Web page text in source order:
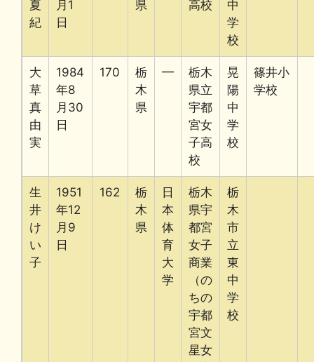
夏
紀
月1
日
県
高校
中
学
校
大
草
真
由
実
1984
年8
月30
日
170
栃
木
県
━
栃木
県立
宇都
宮女
子高
校
晃
陽
中
学
校
篠井小
学校
生
井
け
い
子
1951
年12
月9
日
162
栃
木
県
日
本
体
育
大
学
栃木
県宇
都宮
女子
商業
（の
ちの
宇都
宮文
星女
栃
木
市
立
東
中
学
校